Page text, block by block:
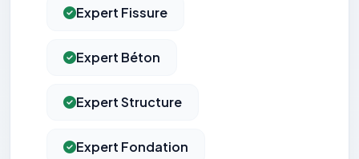
Expert Fissure
Expert Béton
Expert Structure
Expert Fondation